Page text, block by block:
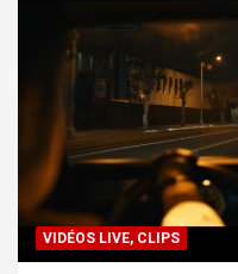
VIDÉOS LIVE, CLIPS